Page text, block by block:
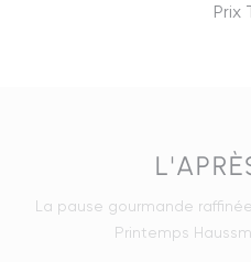
Prix
La pause gourmande
Printemps